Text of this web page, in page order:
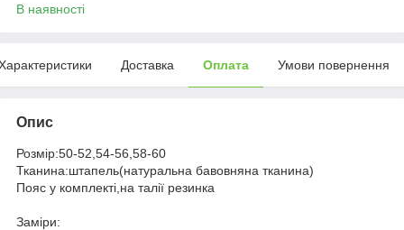
В наявності
Доставка Оплата Умови повернення
Опис
Розмір:50-52,54-56,58-60
Тканина:штапель(натуральна бавовняна тканина)
Пояс у комплекті,на талії резинка
Заміри: